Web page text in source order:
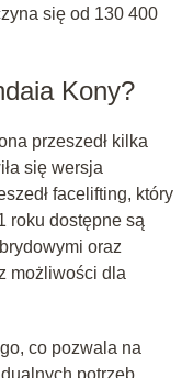
się od 130 400
Kony?
przeszedł kilka
się wersja
facelifting, który
roku dostępne są
oraz
możliwości dla
co pozwala na